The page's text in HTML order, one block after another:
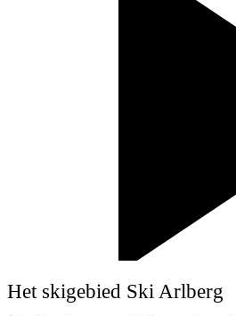
Het skigebied Ski Arlberg